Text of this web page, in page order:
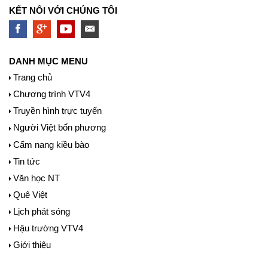
KẾT NỐI VỚI CHÚNG TÔI
DANH MỤC MENU
Trang chủ
Chương trình VTV4
Truyền hình trực tuyến
Người Việt bốn phương
Cẩm nang kiều bào
Tin tức
Văn học NT
Quê Việt
Lịch phát sóng
Hậu trường VTV4
Giới thiệu